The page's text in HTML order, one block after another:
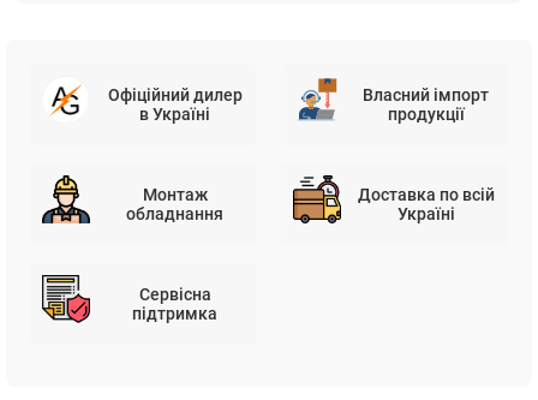
Офіційний дилер
в Україні
Власний імпорт
продукції
Монтаж
обладнання
Доставка по всій
Україні
Сервісна
підтримка